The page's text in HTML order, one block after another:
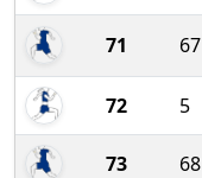
71 67
72 5
73 68